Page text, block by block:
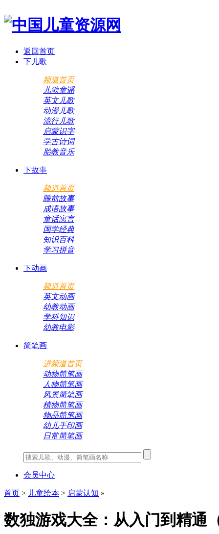
返回首页
下儿歌
频道首页
儿歌童谣
英文儿歌
动漫儿歌
流行儿歌
启蒙识字
学古诗词
胎教音乐
下故事
频道首页
睡前故事
成语故事
童话寓言
国学经典
知识百科
学习拼音
下动画
频道首页
英文动画
幼教动画
学科知识
幼教电影
简笔画
进频道首页
动物简笔画
人物简笔画
风景简笔画
植物简笔画
物品简笔画
幼儿手印画
日常简笔画
会员中心
首页 > 儿童绘本 > 启蒙认知 »
数独游戏大全：从入门到精通